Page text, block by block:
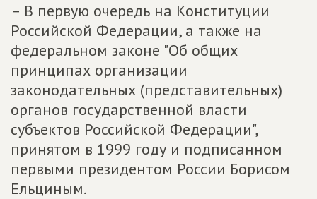
– В первую очередь на Конституции
Российской Федерации, а также на
федеральном законе "Об общих
принципах организации
законодательных (представительных)
органов государственной власти
субъектов Российской Федерации",
принятом в 1999 году и подписанном
первыми президентом России Борисом
Ельциным.